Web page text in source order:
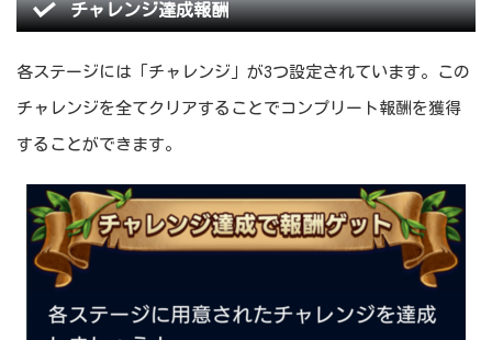
チャレンジ達成報酬
各ステージには「チャレンジ」が3つ設定されています。この
チャレンジを全てクリアすることでコンプリート報酬を獲得
することができます。